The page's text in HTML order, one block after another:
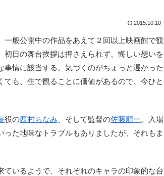
2015.10.10
般公開中の作品をあえて２回以上映画館で観
日の舞台挨拶は押さえられず、悔しい想いを
情に該当する。気づくのがちょっと遅かった
も、生で観ることに価値があるので、今ひと
役の西村ちなみ 、そして監督の佐藤順一。入場
た地味なトラブルもありましたが、それもま
いるようで、それぞれのキャラの印象的な台